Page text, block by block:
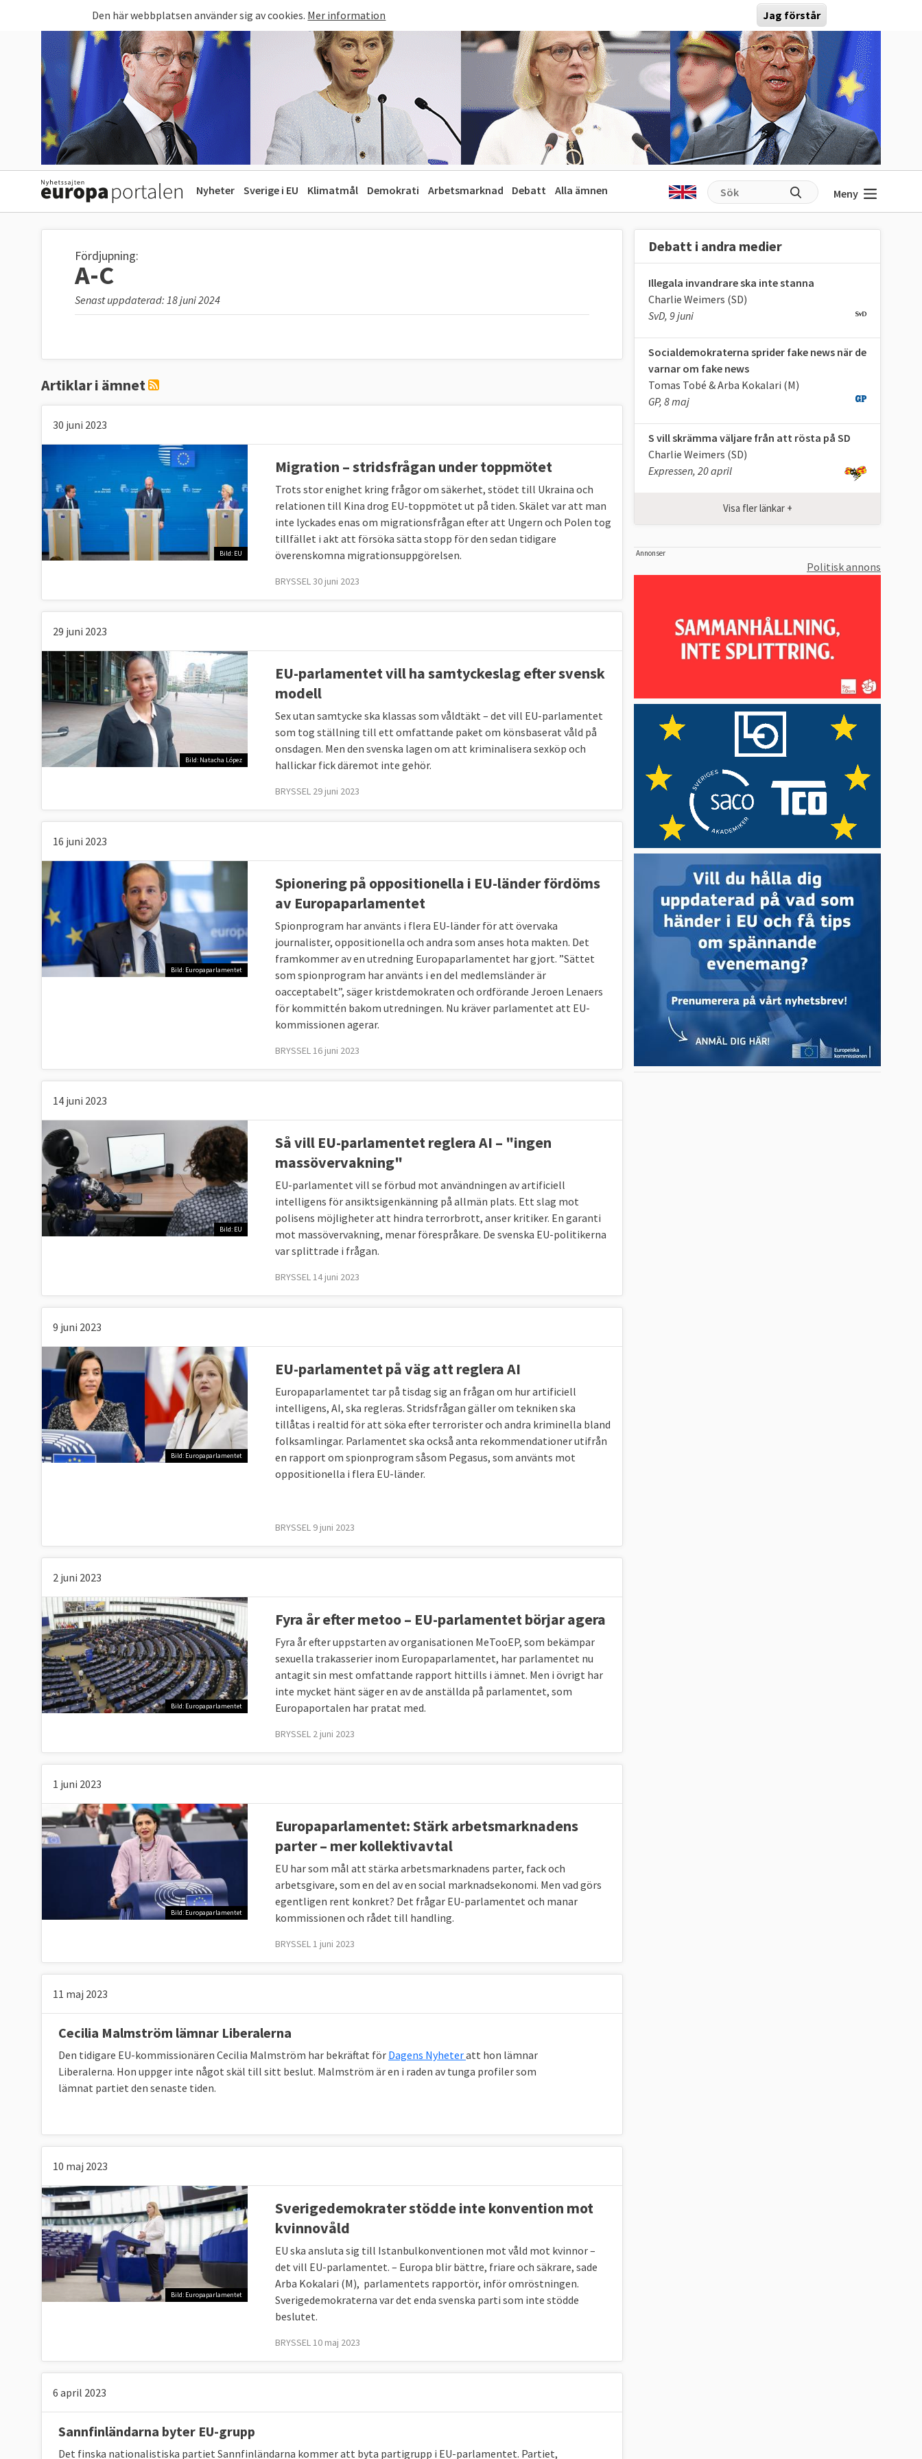
Den här webbplatsen använder sig av cookies. Mer information Jag förstår
Nyheter Sverige i EU Klimatmål Demokrati Arbetsmarknad Debatt Alla ämnen Meny
Fördjupning:
A-C
Senast uppdaterad: 18 juni 2024
Artiklar i ämnet
30 juni 2023
Bild: EU
Migration – stridsfrågan under toppmötet
Trots stor enighet kring frågor om säkerhet, stödet till Ukraina och
relationen till Kina drog EU-toppmötet ut på tiden. Skälet var att man
inte lyckades enas om migrationsfrågan efter att Ungern och Polen tog
tillfället i akt att försöka sätta stopp för den sedan tidigare
överenskomna migrationsuppgörelsen.
BRYSSEL 30 juni 2023
29 juni 2023
Bild: Natacha López
EU-parlamentet vill ha samtyckeslag efter svensk
modell
Sex utan samtycke ska klassas som våldtäkt – det vill EU-parlamentet
som tog ställning till ett omfattande paket om könsbaserat våld på
onsdagen. Men den svenska lagen om att kriminalisera sexköp och
hallickar fick däremot inte gehör.
BRYSSEL 29 juni 2023
16 juni 2023
Bild: Europaparlamentet
Spionering på oppositionella i EU-länder fördöms
av Europaparlamentet
Spionprogram har använts i flera EU-länder för att övervaka
journalister, oppositionella och andra som anses hota makten. Det
framkommer av en utredning Europaparlamentet har gjort. ”Sättet
som spionprogram har använts i en del medlemsländerär
oacceptabelt”, säger kristdemokraten och ordförande Jeroen Lenaers
för kommittén bakom utredningen. Nu kräver parlamentet att EU-
kommissionen agerar.
BRYSSEL 16 juni 2023
14 juni 2023
Bild: EU
Så vill EU-parlamentet reglera AI – "ingen
massövervakning"
EU-parlamentet vill se förbud mot användningen av artificiell
intelligens för ansiktsigenkänning på allmän plats. Ett slag mot
polisens möjligheter att hindra terrorbrott, anser kritiker. En garanti
mot massövervakning, menar förespråkare. De svenska EU-politikerna
var splittrade i frågan.
BRYSSEL 14 juni 2023
9 juni 2023
Bild: Europaparlamentet
EU-parlamentet på väg att reglera AI
Europaparlamentet tar på tisdag sig an frågan om hur artificiell
intelligens, AI, ska regleras. Stridsfrågan gäller om tekniken ska
tillåtas i realtid för att söka efter terrorister och andra kriminella bland
folksamlingar. Parlamentet ska också anta rekommendationer utifrån
en rapport om spionprogram såsom Pegasus, som använts mot
oppositionella i flera EU-länder.
BRYSSEL 9 juni 2023
2 juni 2023
Bild: Europaparlamentet
Fyra år efter metoo – EU-parlamentet börjar agera
Fyra år efter uppstarten av organisationen MeTooEP, som bekämpar
sexuella trakasserier inom Europaparlamentet, har parlamentet nu
antagit sin mest omfattande rapport hittills i ämnet. Men i övrigt har
inte mycket hänt säger en av de anställda på parlamentet, som
Europaportalen har pratat med.
BRYSSEL 2 juni 2023
1 juni 2023
Bild: Europaparlamentet
Europaparlamentet: Stärk arbetsmarknadens
parter – mer kollektivavtal
EU har som mål att stärka arbetsmarknadens parter, fack och
arbetsgivare, som en del av en social marknadsekonomi. Men vad görs
egentligen rent konkret? Det frågar EU-parlamentet och manar
kommissionen och rådet till handling.
BRYSSEL 1 juni 2023
11 maj 2023
Cecilia Malmström lämnar Liberalerna
Den tidigare EU-kommissionären Cecilia Malmström har bekräftat för Dagens Nyheteratt hon lämnar
Liberalerna. Hon uppger inte något skäl till sitt beslut. Malmström är en i raden av tunga profiler som
lämnat partiet den senaste tiden.
10 maj 2023
Bild: Europaparlamentet
Sverigedemokrater stödde inte konvention mot
kvinnovåld
EU ska ansluta sig till Istanbulkonventionen mot våld mot kvinnor –
det vill EU-parlamentet. – Europa blir bättre, friare och säkrare, sade
Arba Kokalari (M), parlamentets rapportör, inför omröstningen.
Sverigedemokraterna var det enda svenska parti som inte stödde
beslutet.
BRYSSEL 10 maj 2023
6 april 2023
Sannfinländarna byter EU-grupp
Det finska nationalistiska partiet Sannfinländarna kommer att byta partigrupp i EU-parlamentet. Partiet,
Debatt i andra medier
Illegala invandrare ska inte stanna
Charlie Weimers (SD)
SvD, 9 juni
Socialdemokraterna sprider fake news när de
varnar om fake news
Tomas Tobé & Arba Kokalari (M)
GP, 8 maj
S vill skrämma väljare från att rösta på SD
Charlie Weimers (SD)
Expressen, 20 april
Visa fler länkar +
Annonser
Politisk annons